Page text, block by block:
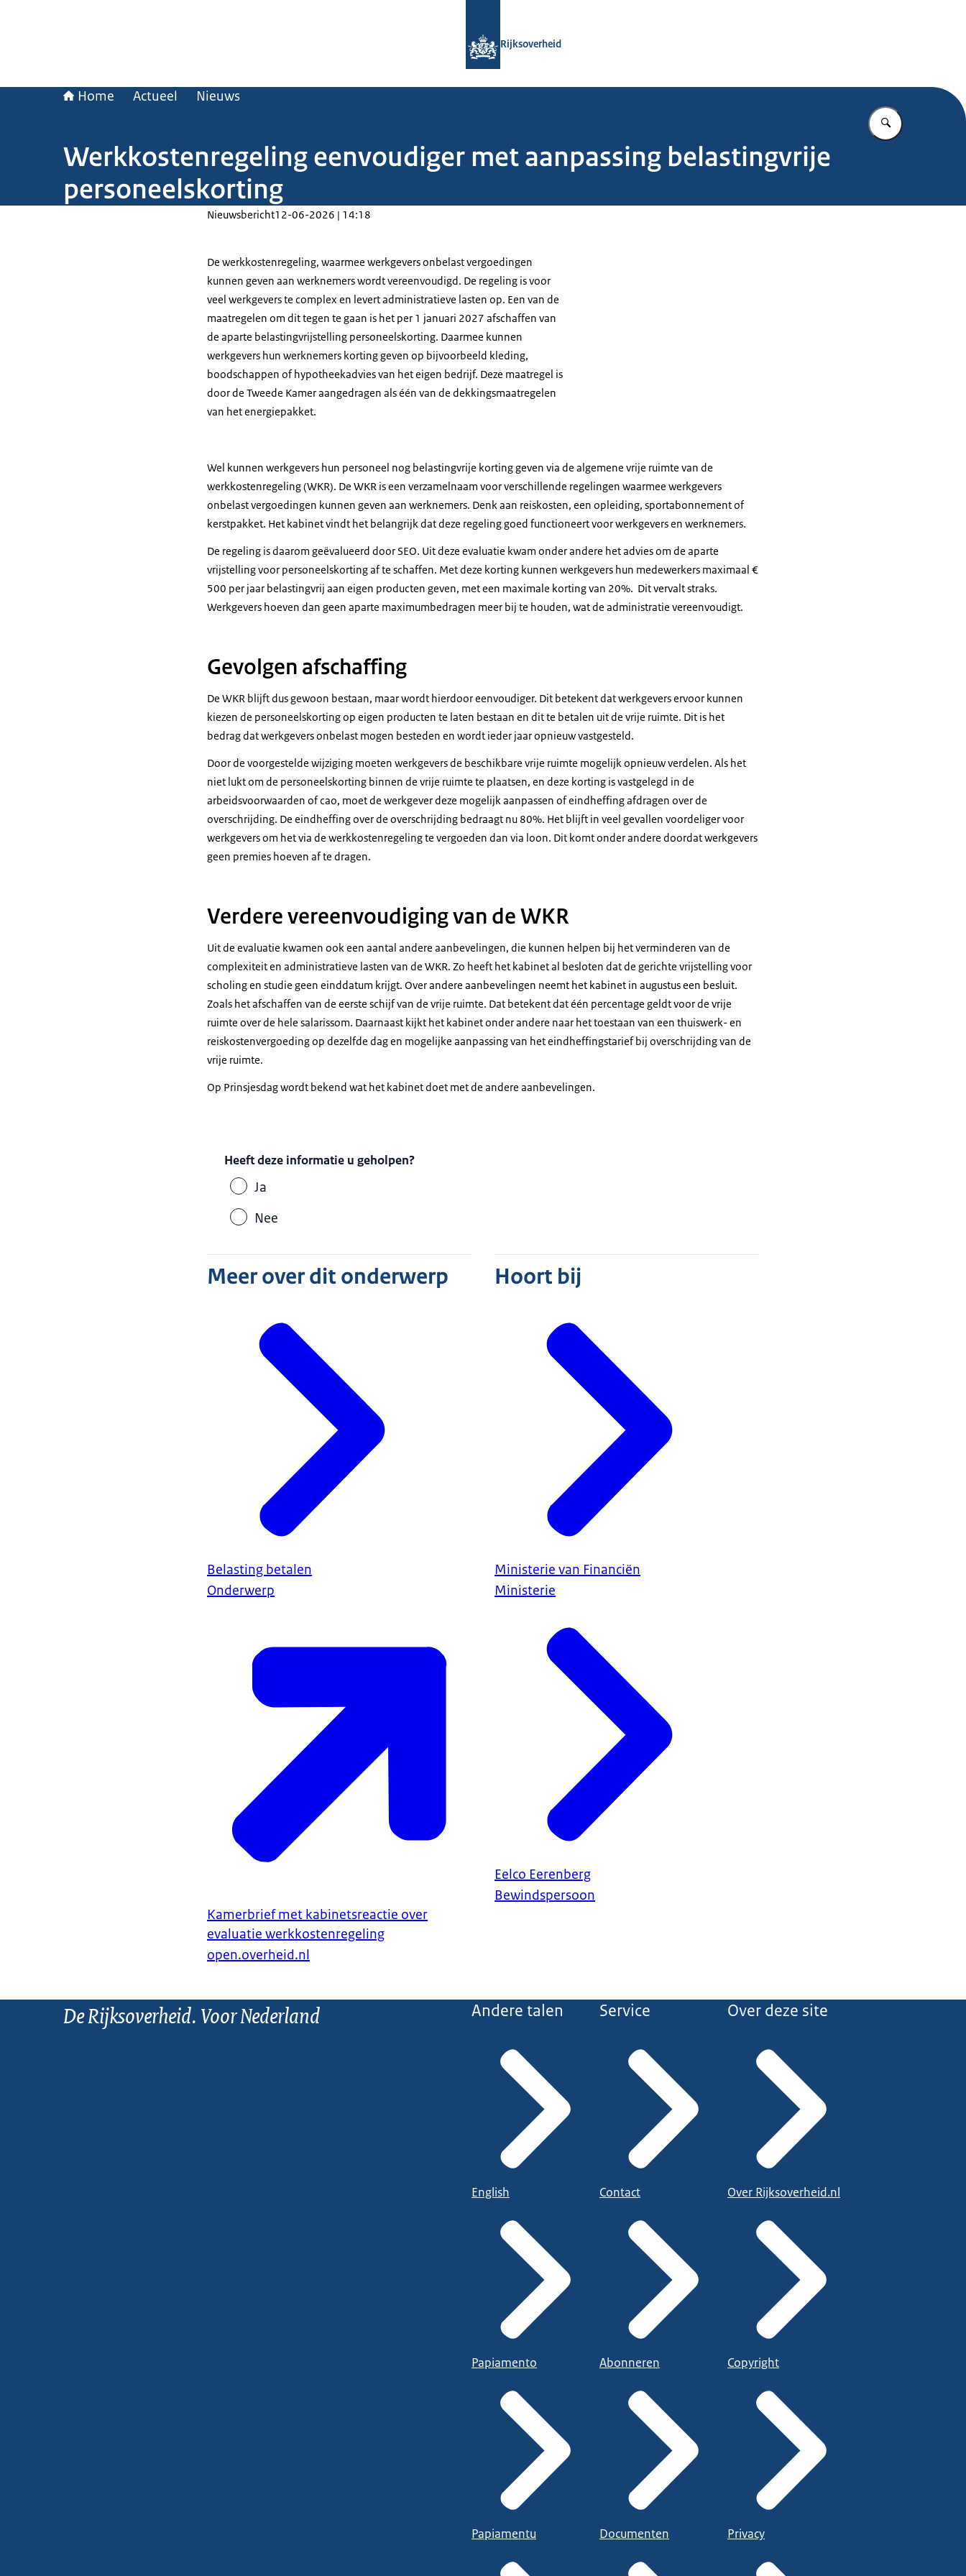
Rijksoverheid
Home Actueel Nieuws
Vul in wat u
Werkkostenregeling eenvoudiger met aanpassing belastingvrije
personeelskorting
Nieuwsbericht12-06-2026 | 14:18
De werkkostenregeling, waarmee werkgevers onbelast vergoedingen
kunnen geven aan werknemers wordt vereenvoudigd. De regeling is voor
veel werkgevers te complex en levert administratieve lasten op. Een van de
maatregelen om dit tegen te gaan is het per 1 januari 2027 afschaffen van
de aparte belastingvrijstelling personeelskorting. Daarmee kunnen
werkgevers hun werknemers korting geven op bijvoorbeeld kleding,
boodschappen of hypotheekadvies van het eigen bedrijf. Deze maatregel is
door de Tweede Kamer aangedragen als één van de dekkingsmaatregelen
van het energiepakket.
Wel kunnen werkgevers hun personeel nog belastingvrije korting geven via de algemene vrije ruimte van de
werkkostenregeling (WKR). De WKR is een verzamelnaam voor verschillende regelingen waarmee werkgevers
onbelast vergoedingen kunnen geven aan werknemers. Denk aan reiskosten, een opleiding, sportabonnement of
kerstpakket. Het kabinet vindt het belangrijk dat deze regeling goed functioneert voor werkgevers en werknemers.
De regeling is daarom geëvalueerd door SEO. Uit deze evaluatie kwam onder andere het advies om de aparte
vrijstelling voor personeelskorting af te schaffen. Met deze korting kunnen werkgevers hun medewerkers maximaal €
500 per jaar belastingvrij aan eigen producten geven, met een maximale korting van 20%. Dit vervalt straks.
Werkgevers hoeven dan geen aparte maximumbedragen meer bij te houden, wat de administratie vereenvoudigt.
Gevolgen afschaffing
De WKR blijft dus gewoon bestaan, maar wordt hierdoor eenvoudiger. Dit betekent dat werkgevers ervoor kunnen
kiezen de personeelskorting op eigen producten te laten bestaan en dit te betalen uit de vrije ruimte. Dit is het
bedrag dat werkgevers onbelast mogen besteden en wordt ieder jaar opnieuw vastgesteld.
Door de voorgestelde wijziging moeten werkgevers de beschikbare vrije ruimte mogelijk opnieuw verdelen. Als het
niet lukt om de personeelskorting binnen de vrije ruimte te plaatsen, en deze korting is vastgelegd in de
arbeidsvoorwaarden of cao, moet de werkgever deze mogelijk aanpassen of eindheffing afdragen over de
overschrijding. De eindheffing over de overschrijding bedraagt nu 80%. Het blijft in veel gevallen voordeliger voor
werkgevers om het via de werkkostenregeling te vergoeden dan via loon. Dit komt onder andere doordat werkgevers
geen premies hoeven af te dragen.
Verdere vereenvoudiging van de WKR
Uit de evaluatie kwamen ook een aantal andere aanbevelingen, die kunnen helpen bij het verminderen van de
complexiteit en administratieve lasten van de WKR. Zo heeft het kabinet al besloten dat de gerichte vrijstelling voor
scholing en studie geen einddatum krijgt. Over andere aanbevelingen neemt het kabinet in augustus een besluit.
Zoals het afschaffen van de eerste schijf van de vrije ruimte. Dat betekent dat één percentage geldt voor de vrije
ruimte over de hele salarissom. Daarnaast kijkt het kabinet onder andere naar het toestaan van een thuiswerk- en
reiskostenvergoeding op dezelfde dag en mogelijke aanpassing van het eindheffingstarief bij overschrijding van de
vrije ruimte.
Op Prinsjesdag wordt bekend wat het kabinet doet met de andere aanbevelingen.
Heeft deze informatie u geholpen?
Ja
Nee
Meer over dit onderwerp
Belasting betalen
Onderwerp
Kamerbrief met kabinetsreactie over
evaluatie werkkostenregeling
open.overheid.nl
Hoort bij
Ministerie van Financiën
Ministerie
Eelco Eerenberg
Bewindspersoon
De Rijksoverheid. Voor Nederland Andere talen
English
Papiamento
Papiamentu
Service
Contact
Abonneren
Documenten
Over deze site
Over Rijksoverheid.nl
Copyright
Privacy